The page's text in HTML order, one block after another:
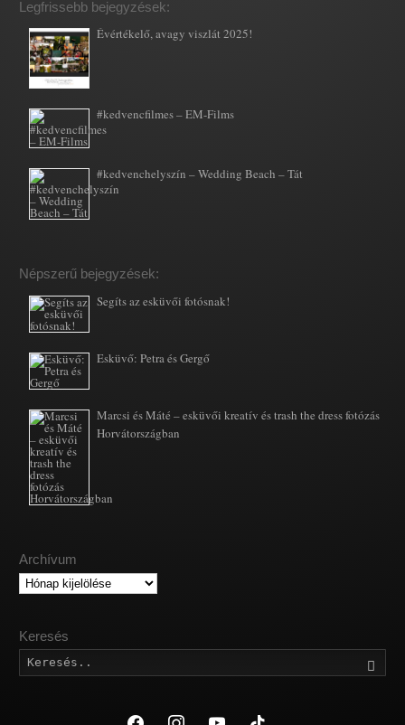
Legfrissebb bejegyzések:
Évértékelő, avagy viszlát 2025!
#kedvencfilmes – EM-Films
#kedvenchelyszín – Wedding Beach – Tát
Népszerű bejegyzések:
Segíts az esküvői fotósnak!
Esküvő: Petra és Gergő
Marcsi és Máté – esküvői kreatív és trash the dress fotózás
Horvátországban
Archívum
Archívum
Keresés
facebook instagram youtube tiktok